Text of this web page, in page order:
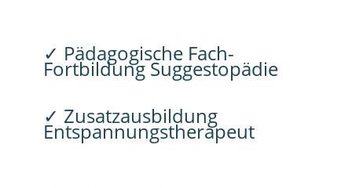
✓ Pädagogische Fach-
Fortbildung Suggestopädie
✓ Zusatzausbildung
Entspannungstherapeut